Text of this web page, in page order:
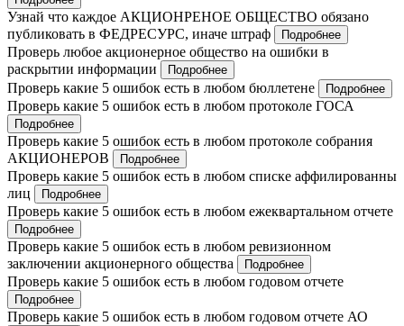
Узнай что каждое АКЦИОНРЕНОЕ ОБЩЕСТВО обязано
публиковать в ФЕДРЕСУРС, иначе штраф
Подробнее
Проверь любое акционерное общество на ошибки в
раскрытии информации
Подробнее
Проверь какие 5 ошибок есть в любом бюллетене Подробнее
Проверь какие 5 ошибок есть в любом протоколе ГОСА
Подробнее
Проверь какие 5 ошибок есть в любом протоколе собрания
АКЦИОНЕРОВ
Подробнее
Проверь какие 5 ошибок есть в любом списке аффилированны
лиц
Подробнее
Проверь какие 5 ошибок есть в любом ежеквартальном отчете
Подробнее
Проверь какие 5 ошибок есть в любом ревизионном
заключении акционерного общества
Подробнее
Проверь какие 5 ошибок есть в любом годовом отчете
Подробнее
Проверь какие 5 ошибок есть в любом годовом отчете АО